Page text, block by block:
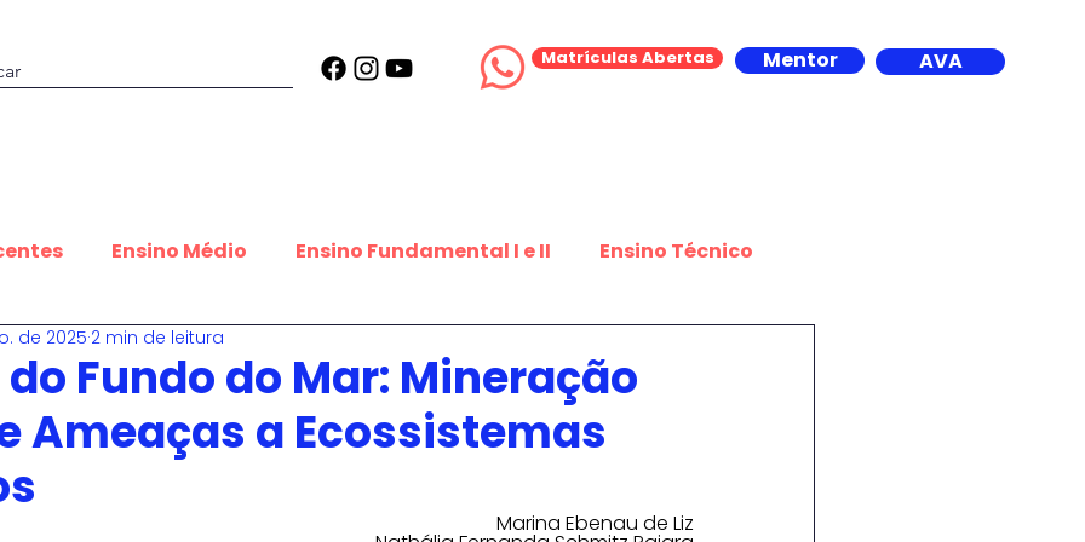
Matrículas Abertas Mentor AVA
Ensino Médio Ensino Fundamental I e II Ensino Técnico
que inspiram
Equipe Editorial Contribuições estudantis
Fundo do Mar: Mineração
Ameaças a Ecossistemas
de 2025 2 min de leitura
Marina Ebenau de Liz